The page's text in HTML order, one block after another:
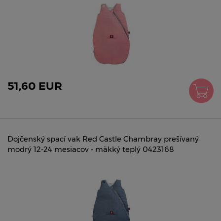
51,60 EUR
Dojčenský spací vak Red Castle Chambray prešívaný
modrý 12-24 mesiacov - mäkký teplý 0423168